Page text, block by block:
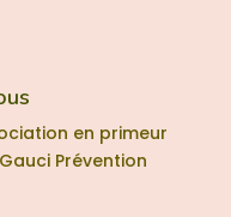
en primeur
Prévention